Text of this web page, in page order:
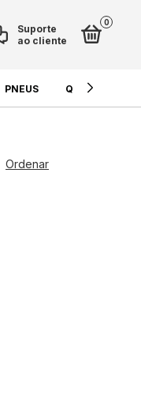
Suporte
ao cliente
0
PNEUS QUÍMICOS E
Ordenar